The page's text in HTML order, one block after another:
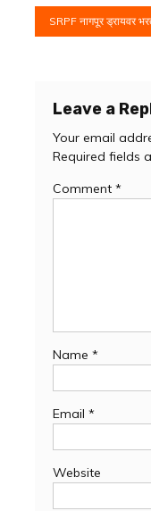
SRPF नागपूर ड्रायवर
Leave a
Your email
Required fields
Comment *
Name *
Email *
Website